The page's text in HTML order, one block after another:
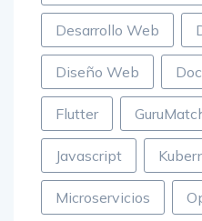
Desarrollo Web
Diseño Web
Flutter
Javascript
Microservicios